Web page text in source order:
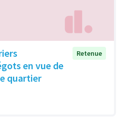
en vue de
quartier
Retenue